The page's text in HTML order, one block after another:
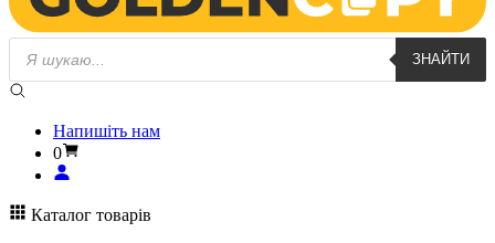
Пошук
товарів
ЗНАЙТИ
Напишіть нам
0
Каталог товарів